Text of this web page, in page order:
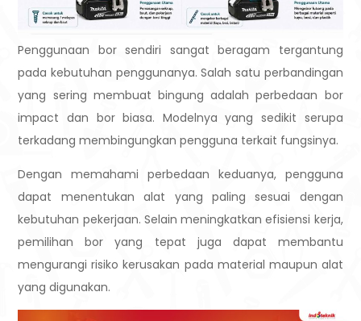
Penggunaan bor sendiri sangat beragam tergantung
pada kebutuhan penggunanya. Salah satu perbandingan
yang sering membuat bingung adalah perbedaan bor
impact dan bor biasa. Modelnya yang sedikit serupa
terkadang membingungkan pengguna terkait fungsinya.
Dengan memahami perbedaan keduanya, pengguna
dapat menentukan alat yang paling sesuai dengan
kebutuhan pekerjaan. Selain meningkatkan efisiensi kerja,
pemilihan bor yang tepat juga dapat membantu
mengurangi risiko kerusakan pada material maupun alat
yang digunakan.